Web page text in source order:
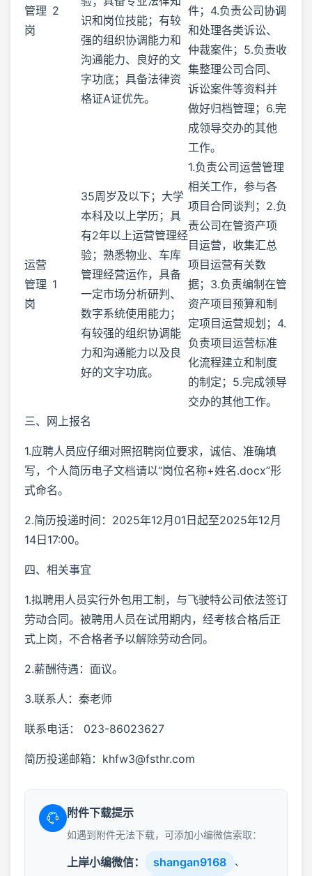
管理
岗
2
识和岗位技能；有较
强的组织协调能力和
沟通能力、良好的文
字功底；具备法律资
格证A证优先。
件；4.负责公司协调
和处理各类诉讼、
仲裁案件；5.负责收
集整理公司合同、
诉讼案件等资料并
做好归档管理；6.完
成领导交办的其他
工作。
运营
管理
岗
1
35周岁及以下；大学
本科及以上学历；具
有2年以上运营管理经
验；熟悉物业、车库
管理经营运作，具备
一定市场分析研判、
数字系统使用能力；
有较强的组织协调能
力和沟通能力以及良
好的文字功底。
1.负责公司运营管理
相关工作，参与各
项目合同谈判；2.负
责公司在管资产项
目运营，收集汇总
项目运营有关数
据；3.负责编制在管
资产项目预算和制
定项目运营规划；4.
负责项目运营标准
化流程建立和制度
的制定；5.完成领导
交办的其他工作。
三、网上报名
1.应聘人员应仔细对照招聘岗位要求，诚信、准确填
写，个人简历电子文档请以“岗位名称+姓名.docx”形
式命名。
2.简历投递时间：2025年12月01日起至2025年12月
14日17:00。
四、相关事宜
1.拟聘用人员实行外包用工制，与飞驶特公司依法签订
劳动合同。被聘用人员在试用期内，经考核合格后正
式上岗，不合格者予以解除劳动合同。
2.薪酬待遇：面议。
3.联系人：秦老师
联系电话： 023-86023627
简历投递邮箱：khfw3@fsthr.com
附件下载提示
如遇到附件无法下载，可添加小编微信索取：
上岸小编微信： shangan9168 、